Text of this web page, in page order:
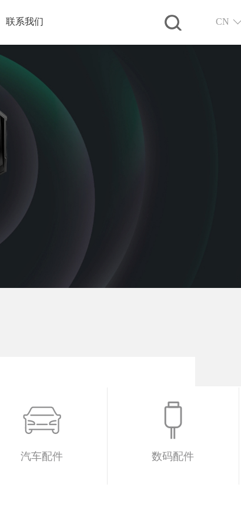
联系我们 CN
汽车配件 数码配件